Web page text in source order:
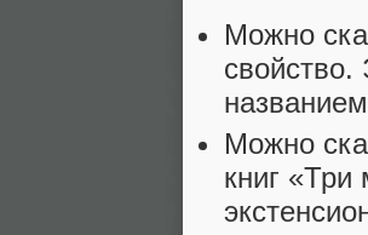
Можно
Можно
книг «Три